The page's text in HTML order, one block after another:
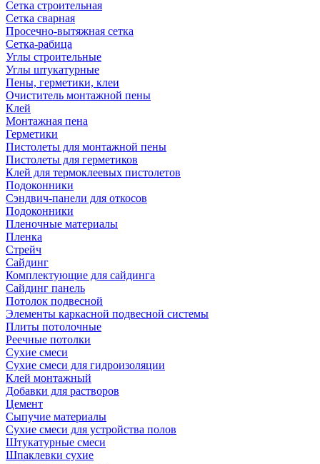
Сетка строительная
Сетка сварная
Просечно-вытяжная сетка
Сетка-рабица
Углы строительные
Углы штукатурные
Пены, герметики, клеи
Очиститель монтажной пены
Клей
Монтажная пена
Герметики
Пистолеты для монтажной пены
Пистолеты для герметиков
Клей для термоклеевых пистолетов
Подоконники
Сэндвич-панели для откосов
Подоконники
Пленочные материалы
Пленка
Стрейч
Сайдинг
Комплектующие для сайдинга
Сайдинг панель
Потолок подвесной
Элементы каркасной подвесной системы
Плиты потолочные
Реечные потолки
Сухие смеси
Сухие смеси для гидроизоляции
Клей монтажный
Добавки для растворов
Цемент
Сыпучие материалы
Сухие смеси для устройства полов
Штукатурные смеси
Шпаклевки сухие